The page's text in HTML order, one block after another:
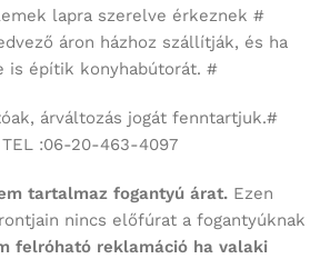
lapra szerelve érkeznek #
áron házhoz szállítják, és ha
is építik konyhabútorát. #
árváltozás jogát fenntartjuk.#
TEL :06-20-463-4097
tartalmaz fogantyú árat. Ezen
nincs előfúrat a fogantyúknak
felróható reklamáció ha valaki